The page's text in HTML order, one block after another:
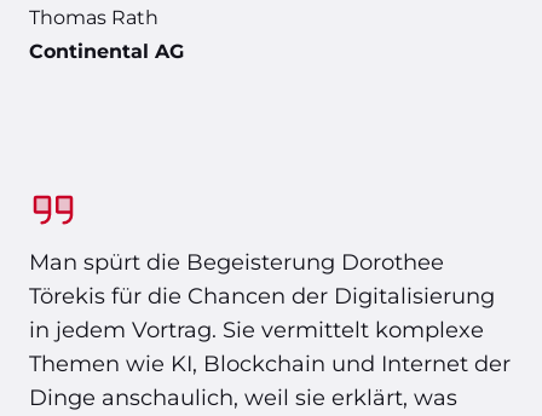
Thomas Rath
Continental AG
Man spürt die Begeisterung Dorothee
Törekis für die Chancen der Digitalisierung
in jedem Vortrag. Sie vermittelt komplexe
Themen wie KI, Blockchain und Internet der
Dinge anschaulich, weil sie erklärt, was